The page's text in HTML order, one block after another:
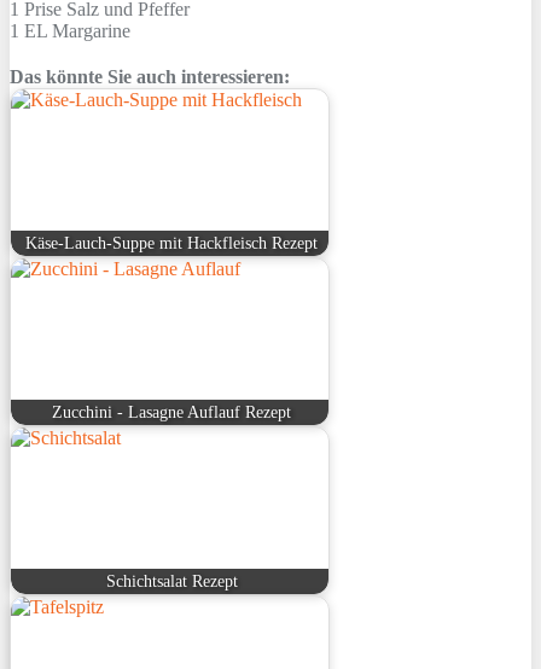
1 Prise Salz und Pfeffer
1 EL Margarine
Das könnte Sie auch interessieren:
Käse-Lauch-Suppe mit Hackfleisch Rezept
Zucchini - Lasagne Auflauf Rezept
Schichtsalat Rezept